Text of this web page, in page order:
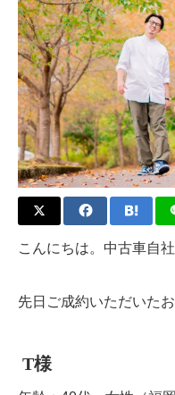
こんにちは。中古車自
先日ご成約いただいた
T様